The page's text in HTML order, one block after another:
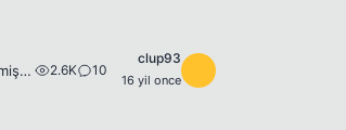
Merhaba arkadaslar severek kullandıgım bi program çok kullanıslıı Programdan Görünüş - Resim Silinmiş. Download http://www.dosya.tc/TaxiMax_3567.rar.html VirusTotal http://www.virustotal.com/tr/analis... 2.6K 10
clup93
16 yil once